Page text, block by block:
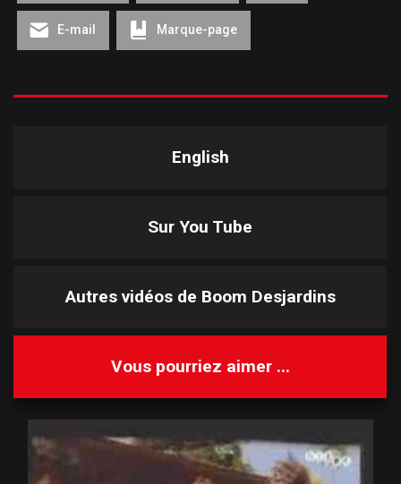
E-mail Marque-page
English
Sur You Tube
Autres vidéos de Boom Desjardins
Vous pourriez aimer ...